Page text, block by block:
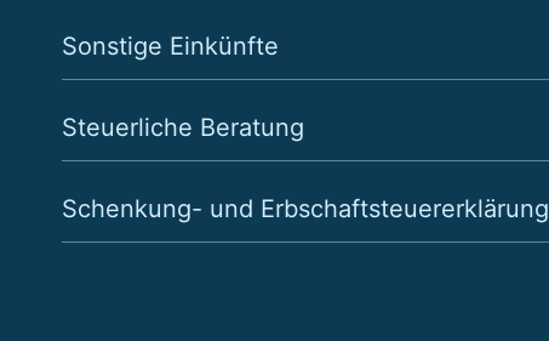
Sonstige Einkünfte
Steuerliche Beratung
Schenkung- und Erbschaftsteuererklärung